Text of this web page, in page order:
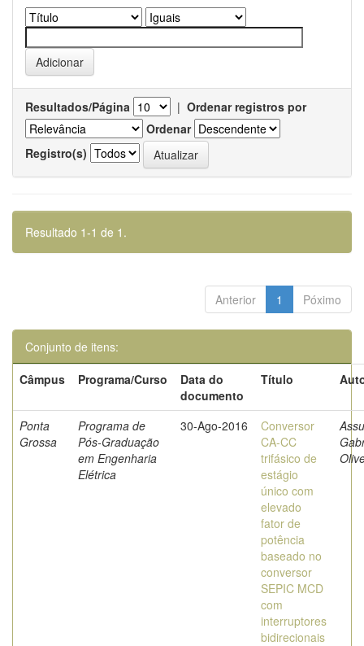
Resultados/Página | Ordenar registros por
Ordenar
Registro(s)
Resultado 1-1 de 1.
Anterior 1 Póximo
Conjunto de itens:
Câmpus
Programa/Curso
Data do
documento
Título
Ponta
Grossa
Programa de
Pós-Graduação
em Engenharia
Elétrica
30-Ago-2016
Conversor
CA-CC
trifásico de
estágio
único com
elevado
fator de
potência
baseado no
conversor
SEPIC MCD
com
interruptores
bidirecionais